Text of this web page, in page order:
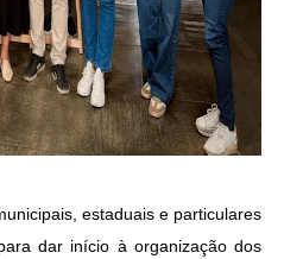
estaduais e particulares
dar início à organização dos